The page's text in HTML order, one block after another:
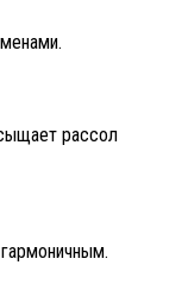
рассол